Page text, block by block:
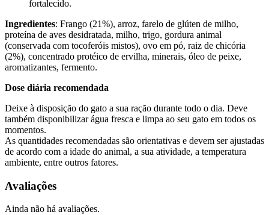
fortalecido.
Ingredientes: Frango (21%), arroz, farelo de glúten de milho,
proteína de aves desidratada, milho, trigo, gordura animal
(conservada com tocoferóis mistos), ovo em pó, raiz de chicória
(2%), concentrado protéico de ervilha, minerais, óleo de peixe,
aromatizantes, fermento.
Dose diária recomendada
Deixe à disposição do gato a sua ração durante todo o dia. Deve
também disponibilizar água fresca e limpa ao seu gato em todos os
momentos.
As quantidades recomendadas são orientativas e devem ser ajustadas
de acordo com a idade do animal, a sua atividade, a temperatura
ambiente, entre outros fatores.
Avaliações
Ainda não há avaliações.